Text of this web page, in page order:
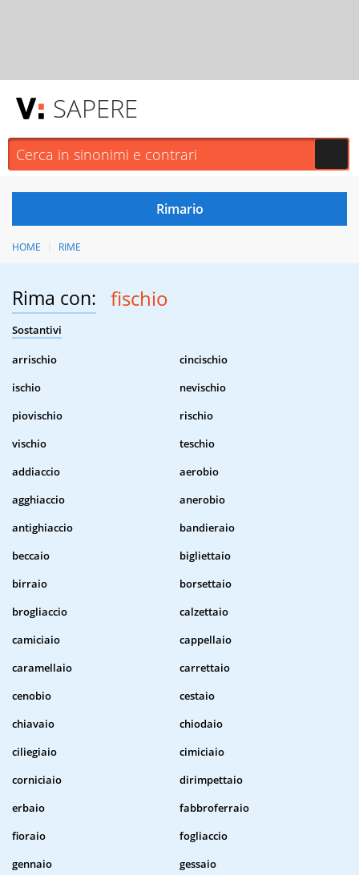
SAPERE
HOME RIME
Rima con: fischio
Sostantivi
arrischio
cincischio
ischio
nevischio
piovischio
rischio
vischio
teschio
addiaccio
aerobio
agghiaccio
anerobio
antighiaccio
bandieraio
beccaio
bigliettaio
birraio
borsettaio
brogliaccio
calzettaio
camiciaio
cappellaio
caramellaio
carrettaio
cenobio
cestaio
chiavaio
chiodaio
ciliegiaio
cimiciaio
corniciaio
dirimpettaio
erbaio
fabbroferraio
fioraio
fogliaccio
gennaio
gessaio